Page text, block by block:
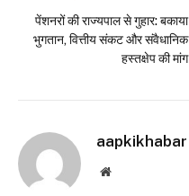
पेंशनरों की राज्यपाल से गुहार: बकाया
भुगतान, वित्तीय संकट और संवैधानिक
हस्तक्षेप की मांग
aapkikhabar
Website